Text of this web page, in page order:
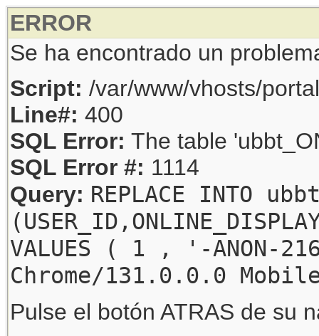
ERROR
Se ha encontrado un
Script: /var/www/vhosts/
Line#: 400
SQL Error: The table
SQL Error #: 1114
Query: REPLACE INTO
VALUES ( 1 , '-
Chrome/131.0.0.0
Pulse el botón ATRAS de su